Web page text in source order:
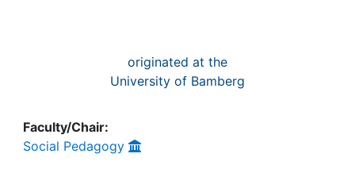
originated at the
University of Bamberg
Faculty/Chair:
Social Pedagogy